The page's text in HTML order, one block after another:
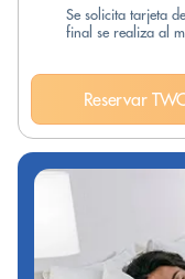
Se solicita tarjeta
final se realiza al
Reservar